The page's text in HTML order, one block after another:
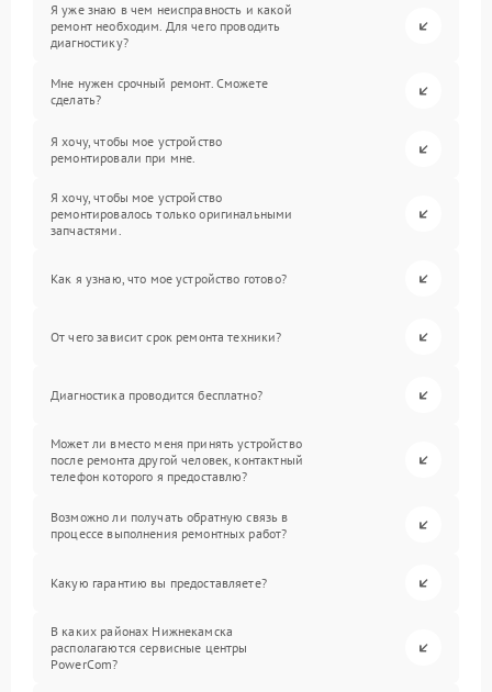
Я уже знаю в чем неисправность и какой
ремонт необходим. Для чего проводить
диагностику?
Мне нужен срочный ремонт. Сможете
сделать?
Я хочу, чтобы мое устройство
ремонтировали при мне.
Я хочу, чтобы мое устройство
ремонтировалось только оригинальными
запчастями.
Как я узнаю, что мое устройство готово?
От чего зависит срок ремонта техники?
Диагностика проводится бесплатно?
Может ли вместо меня принять устройство
после ремонта другой человек, контактный
телефон которого я предоставлю?
Возможно ли получать обратную связь в
процессе выполнения ремонтных работ?
Какую гарантию вы предоставляете?
В каких районах Нижнекамска
располагаются сервисные центры
PowerCom?